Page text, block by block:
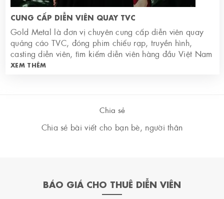
CUNG CẤP DIỄN VIÊN QUAY TVC
Gold Metal là đơn vị chuyên cung cấp diễn viên quay
quảng cáo TVC, đóng phim chiếu rạp, truyền hình,
casting diễn viên, tìm kiếm diễn viên hàng đầu Việt Nam
XEM THÊM
Chia sẻ
Chia sẻ bài viết cho bạn bè, người thân
BÁO GIÁ CHO THUÊ DIỄN VIÊN